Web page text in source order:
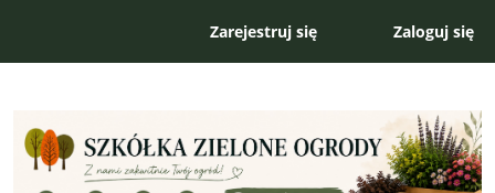
Zarejestruj się Zaloguj się